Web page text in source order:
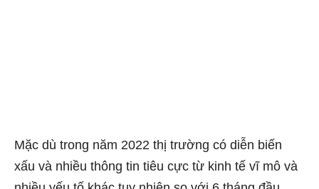
Mặc dù trong năm 2022 thị trường có diễn biến
xấu và nhiều thông tin tiêu cực từ kinh tế vĩ mô và